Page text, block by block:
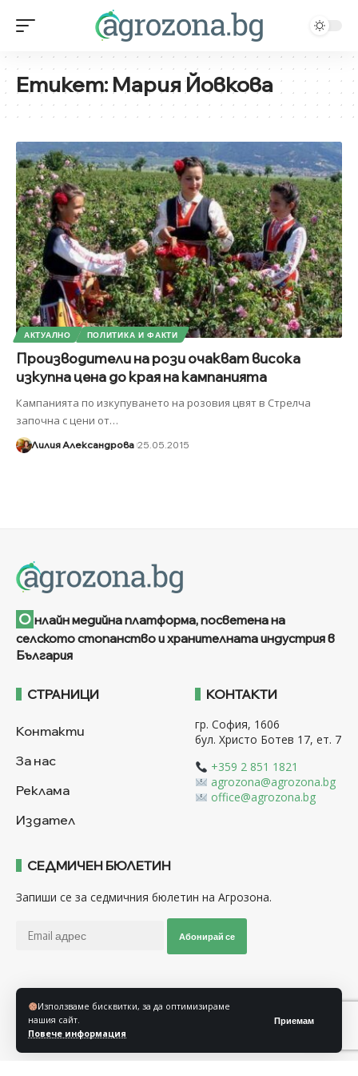
Използваме бисквитки, за да оптимизираме
нашия сайт.
Повече информация
Приемам
Етикет:Мария Йовкова
АКТУАЛНО ПОЛИТИКА И ФАКТИ
Производители на рози очакват висока
изкупна цена до края на кампанията
Кампанията по изкупуването на розовия цвят в Стрелча
започна с цени от…
Лилия Александрова 25.05.2015
О нлайн медийна платформа, посветена на
селското стопанство и хранителната индустрия в
България
СТРАНИЦИ
Контакти
За нас
Реклама
Издател
КОНТАКТИ
гр. София, 1606
бул. Христо Ботев 17, ет. 7
+359 2 851 1821
agrozona@agrozona.bg
office@agrozona.bg
СЕДМИЧЕН БЮЛЕТИН
Запиши се за седмичния бюлетин на Агрозона.
Абонирай се
Последвайте ни